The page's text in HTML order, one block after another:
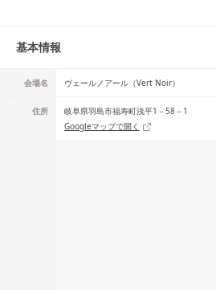
基本情報
会場名 ヴェールノアール（Vert Noir）
住所
岐阜県羽島市福寿町浅平1－58－1
Googleマップで開く